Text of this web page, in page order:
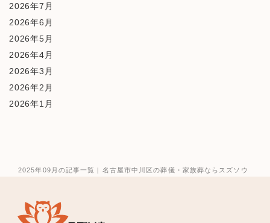
2025年09月の記事一覧 | 名古屋市中川区の葬儀・家族葬ならスズソウ
2026年7月
2026年6月
2026年5月
2026年4月
2026年3月
2026年2月
2026年1月
2025年8月
2025年6月
2025年5月